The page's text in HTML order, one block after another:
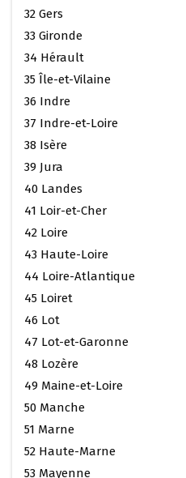
32 Gers
33 Gironde
34 Hérault
35 Île-et-Vilaine
36 Indre
37 Indre-et-Loire
38 Isère
39 Jura
40 Landes
41 Loir-et-Cher
42 Loire
43 Haute-Loire
44 Loire-Atlantique
45 Loiret
46 Lot
47 Lot-et-Garonne
48 Lozère
49 Maine-et-Loire
50 Manche
51 Marne
52 Haute-Marne
53 Mayenne